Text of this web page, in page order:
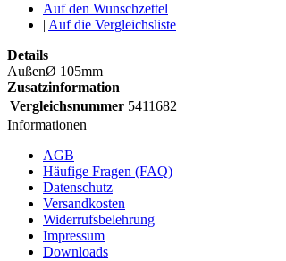
Auf den Wunschzettel
| Auf die Vergleichsliste
Details
AußenØ 105mm
Zusatzinformation
Vergleichsnummer 5411682
Informationen
AGB
Häufige Fragen (FAQ)
Datenschutz
Versandkosten
Widerrufsbelehrung
Impressum
Downloads